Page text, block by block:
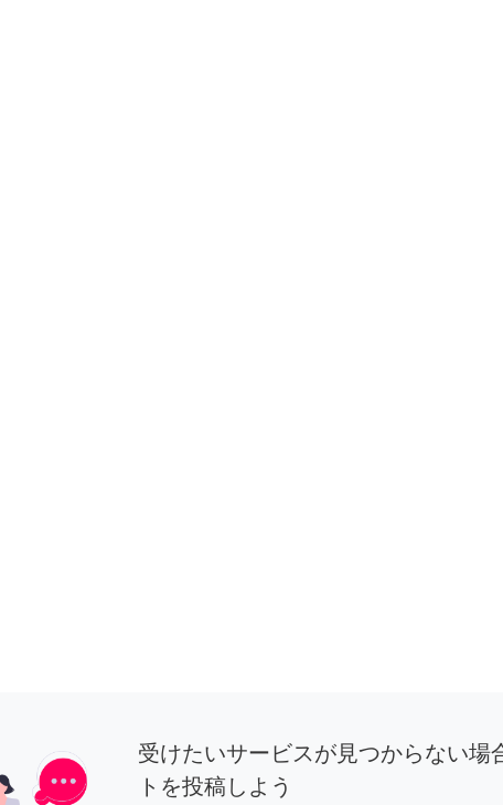
受けたいサービスが見つからない場
トを投稿しよう